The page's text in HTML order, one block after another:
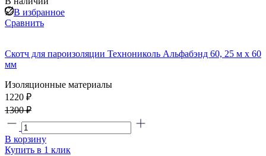
В избранное
Сравнить
Скотч для пароизоляции Технониколь Альфабэнд 60, 25 м х 60
мм
Изоляционные материалы
1220 ₽
1300 ₽
В корзину
Купить в 1 клик